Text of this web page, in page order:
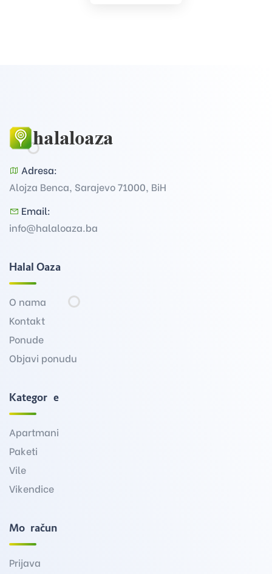
Adresa:
Alojza Benca, Sarajevo 71000, BiH
Email:
info@halaloaza.ba
Halal Oaza
O nama
Kontakt
Ponude
Objavi ponudu
Kategorije
Apartmani
Paketi
Vile
Vikendice
Moj račun
Prijava